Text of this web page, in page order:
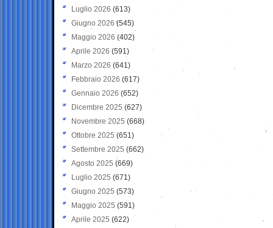
Luglio 2026 (613)
Giugno 2026 (545)
Maggio 2026 (402)
Aprile 2026 (591)
Marzo 2026 (641)
Febbraio 2026 (617)
Gennaio 2026 (652)
Dicembre 2025 (627)
Novembre 2025 (668)
Ottobre 2025 (651)
Settembre 2025 (662)
Agosto 2025 (669)
Luglio 2025 (671)
Giugno 2025 (573)
Maggio 2025 (591)
Aprile 2025 (622)